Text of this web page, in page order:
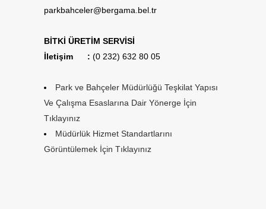
parkbahceler@bergama.bel.tr
BİTKİ ÜRETİM SERVİSİ
İletişim : (0 232) 632 80 05
Park ve Bahçeler Müdürlüğü Teşkilat Yapısı
Ve Çalışma Esaslarına Dair Yönerge İçin
Tıklayınız
Müdürlük Hizmet Standartlarını
Görüntülemek İçin Tıklayınız